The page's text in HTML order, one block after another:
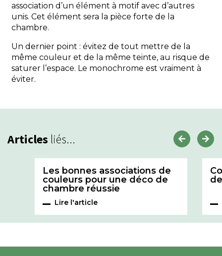
association d’un élément à motif avec d’autres
unis. Cet élément sera la pièce forte de la
chambre.
Un dernier point : évitez de tout mettre de la
même couleur et de la même teinte, au risque de
saturer l’espace. Le monochrome est vraiment à
éviter.
Articles liés...
Les bonnes associations de
couleurs pour une déco de
chambre réussie
Lire l'article